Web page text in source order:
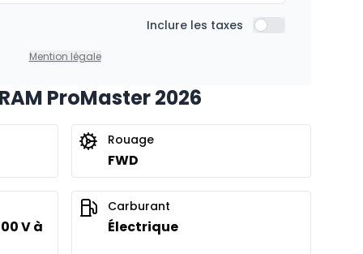
À partir de :
402 $/Sem.
À partir de :
Inclure les taxes Inclure les taxes
Mention légale
ProMaster 2026
Rouage
FWD
V à
Carburant
Électrique